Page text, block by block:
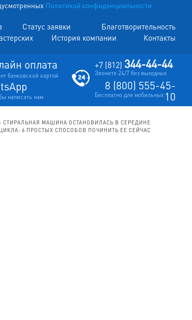
Политикой конфиденциальности
Статус заявки
Благотворительность
История компании Контакты
оплата
банковской картой
написать нам
+7 (812) 344-44-44
Звоните 24/7 без выходных
8 (800) 555-45-
10
Бесплатно для мобильных
СТИРАЛЬНАЯ МАШИНА ОСТАНОВИЛАСЬ В СЕРЕДИНЕ
ЦИКЛА: 6 ПРОСТЫХ СПОСОБОВ ПОЧИНИТЬ ЕЕ СЕЙЧАС